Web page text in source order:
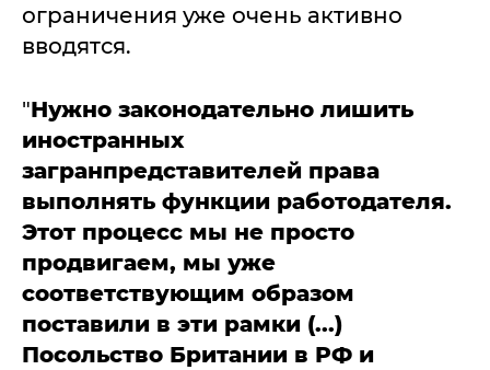
ограничения уже очень активно
вводятся.
"Нужно законодательно лишить
иностранных
загранпредставителей права
выполнять функции работодателя.
Этот процесс мы не просто
продвигаем, мы уже
соответствующим образом
поставили в эти рамки (...)
Посольство Британии в РФ и